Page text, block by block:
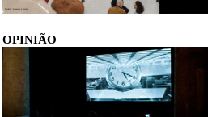
OPINIÃO